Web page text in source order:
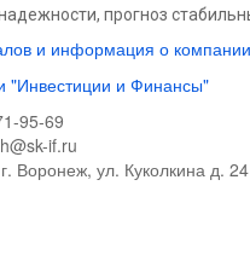
прогноз
и информация о
"Инвестиции и Финансы"
95-69
if.ru
Воронеж, ул. Куколкина д. 24